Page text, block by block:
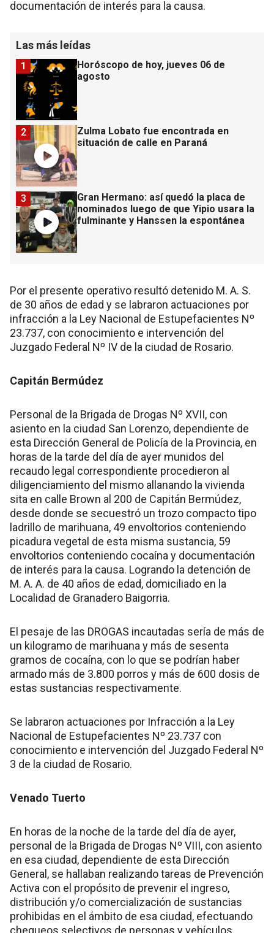
documentación de interés para la causa.
Las más leídas
Horóscopo de hoy, jueves 06 de
agosto
1
Zulma Lobato fue encontrada en
situación de calle en Paraná
2
Gran Hermano: así quedó la placa de
nominados luego de que Yipio usara la
fulminante y Hanssen la espontánea
3
Por el presente operativo resultó detenido M. A. S.
de 30 años de edad y se labraron actuaciones por
infracción a la Ley Nacional de Estupefacientes Nº
23.737, con conocimiento e intervención del
Juzgado Federal Nº IV de la ciudad de Rosario.
Capitán Bermúdez
Personal de la Brigada de Drogas Nº XVII, con
asiento en la ciudad San Lorenzo, dependiente de
esta Dirección General de Policía de la Provincia, en
horas de la tarde del día de ayer munidos del
recaudo legal correspondiente procedieron al
diligenciamiento del mismo allanando la vivienda
sita en calle Brown al 200 de Capitán Bermúdez,
desde donde se secuestró un trozo compacto tipo
ladrillo de marihuana, 49 envoltorios conteniendo
picadura vegetal de esta misma sustancia, 59
envoltorios conteniendo cocaína y documentación
de interés para la causa. Logrando la detención de
M. A. A. de 40 años de edad, domiciliado en la
Localidad de Granadero Baigorria.
El pesaje de las DROGAS incautadas sería de más de
un kilogramo de marihuana y más de sesenta
gramos de cocaína, con lo que se podrían haber
armado más de 3.800 porros y más de 600 dosis de
estas sustancias respectivamente.
Se labraron actuaciones por Infracción a la Ley
Nacional de Estupefacientes Nº 23.737 con
conocimiento e intervención del Juzgado Federal Nº
3 de la ciudad de Rosario.
Venado Tuerto
En horas de la noche de la tarde del día de ayer,
personal de la Brigada de Drogas Nº VIII, con asiento
en esa ciudad, dependiente de esta Dirección
General, se hallaban realizando tareas de Prevención
Activa con el propósito de prevenir el ingreso,
distribución y/o comercialización de sustancias
prohibidas en el ámbito de esa ciudad, efectuando
chequeos selectivos de personas y vehículos,